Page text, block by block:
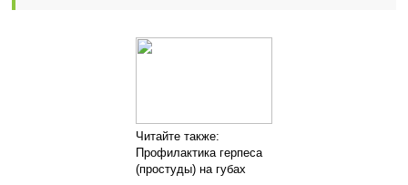
Читайте также:
Профилактика герпеса
(простуды) на губах